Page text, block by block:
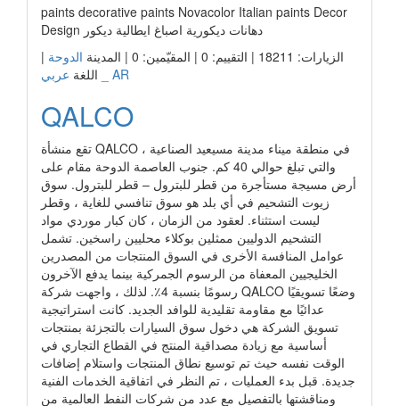
paints decorative paints Novacolor Italian paints Decor
Design دهانات ديكورية اصباغ ايطالية ديكور
الزيارات: 18211 | التقييم: 0 | المقيّمين: 0 | المدينة
الدوحة |
اللغة عربي _ AR
QALCO
تقع منشأة QALCO في منطقة ميناء مدينة مسيعيد الصناعية ،
والتي تبلغ حوالي 40 كم. جنوب العاصمة الدوحة مقام على
أرض مسيجة مستأجرة من قطر للبترول – قطر للبترول. سوق
زيوت التشحيم في أي بلد هو سوق تنافسي للغاية ، وقطر
ليست استثناء. لعقود من الزمان ، كان كبار موردي مواد
التشحيم الدوليين ممثلين بوكلاء محليين راسخين. تشمل
عوامل المنافسة الأخرى في السوق المنتجات من المصدرين
الخليجيين المعفاة من الرسوم الجمركية بينما يدفع الآخرون
رسومًا بنسبة 4٪. لذلك ، واجهت شركة QALCO وضعًا تسويقيًا
عدائيًا مع مقاومة تقليدية للوافد الجديد. كانت استراتيجية
تسويق الشركة هي دخول سوق السيارات بالتجزئة بمنتجات
أساسية مع زيادة مصداقية المنتج في القطاع التجاري في
الوقت نفسه حيث تم توسيع نطاق المنتجات واستلام إضافات
جديدة. قبل بدء العمليات ، تم النظر في اتفاقية الخدمات الفنية
ومناقشتها بالتفصيل مع عدد من شركات النفط العالمية من